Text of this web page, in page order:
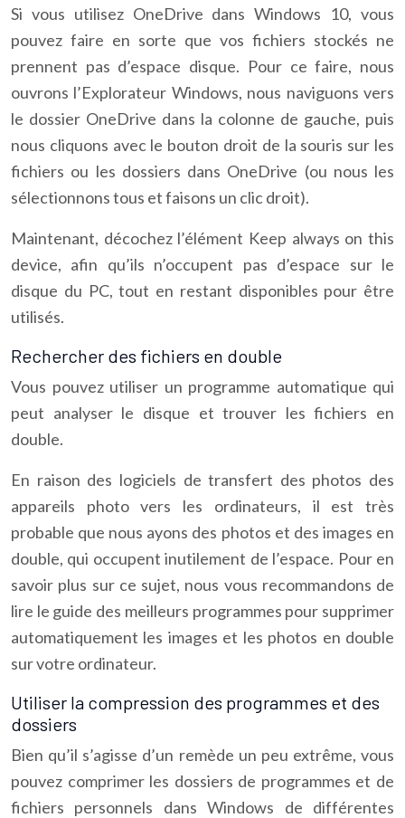
Si vous utilisez OneDrive dans Windows 10, vous
pouvez faire en sorte que vos fichiers stockés ne
prennent pas d’espace disque. Pour ce faire, nous
ouvrons l’Explorateur Windows, nous naviguons vers
le dossier OneDrive dans la colonne de gauche, puis
nous cliquons avec le bouton droit de la souris sur les
fichiers ou les dossiers dans OneDrive (ou nous les
sélectionnons tous et faisons un clic droit).
Maintenant, décochez l’élément Keep always on this
device, afin qu’ils n’occupent pas d’espace sur le
disque du PC, tout en restant disponibles pour être
utilisés.
Rechercher des fichiers en double
Vous pouvez utiliser un programme automatique qui
peut analyser le disque et trouver les fichiers en
double.
En raison des logiciels de transfert des photos des
appareils photo vers les ordinateurs, il est très
probable que nous ayons des photos et des images en
double, qui occupent inutilement de l’espace. Pour en
savoir plus sur ce sujet, nous vous recommandons de
lire le guide des meilleurs programmes pour supprimer
automatiquement les images et les photos en double
sur votre ordinateur.
Utiliser la compression des programmes et des
dossiers
Bien qu’il s’agisse d’un remède un peu extrême, vous
pouvez comprimer les dossiers de programmes et de
fichiers personnels dans Windows de différentes